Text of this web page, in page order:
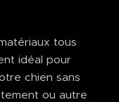
tous
idéal pour
chien sans
ou autre